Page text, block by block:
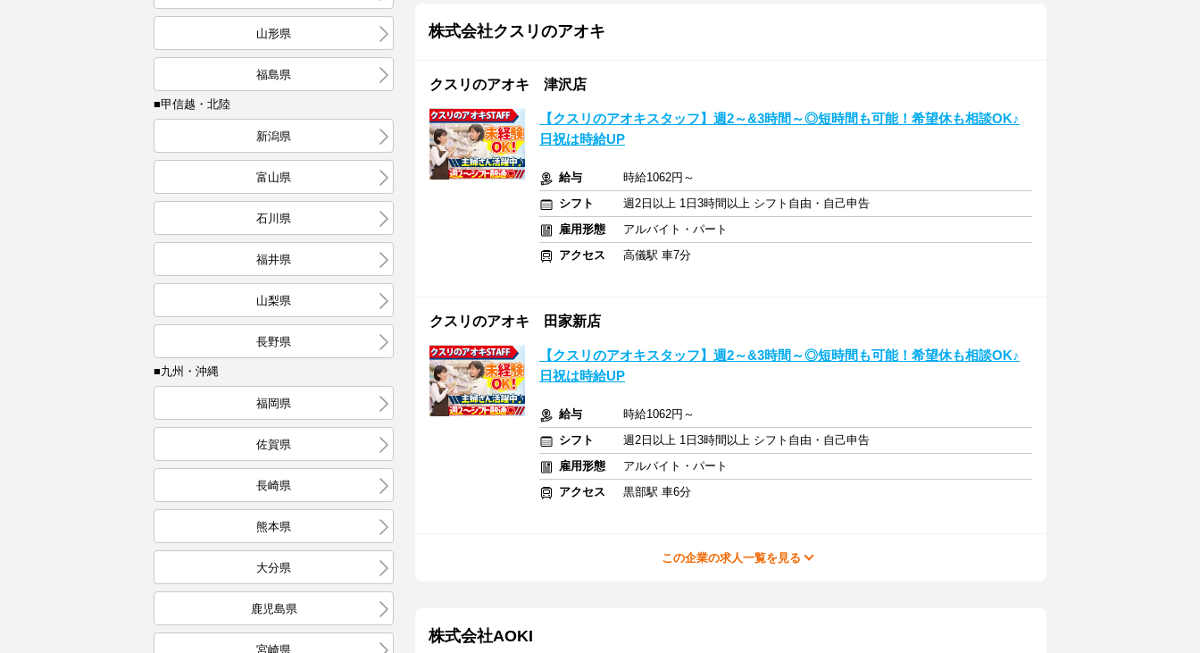
山形県
福島県
■甲信越・北陸
新潟県
富山県
石川県
福井県
山梨県
長野県
■九州・沖縄
福岡県
佐賀県
長崎県
熊本県
大分県
鹿児島県
宮崎県
株式会社クスリのアオキ
クスリのアオキ 津沢店
【クスリのアオキスタッフ】週2～&3時間～◎短時間も可能！希望休も相談OK♪
日祝は時給UP
給与
時給1062円～
シフト
週2日以上 1日3時間以上 シフト自由・自己申告
雇用形態
アルバイト・パート
アクセス
高儀駅 車7分
クスリのアオキ 田家新店
【クスリのアオキスタッフ】週2～&3時間～◎短時間も可能！希望休も相談OK♪
日祝は時給UP
給与
時給1062円～
シフト
週2日以上 1日3時間以上 シフト自由・自己申告
雇用形態
アルバイト・パート
アクセス
黒部駅 車6分
この企業の求人一覧を見る
株式会社AOKI